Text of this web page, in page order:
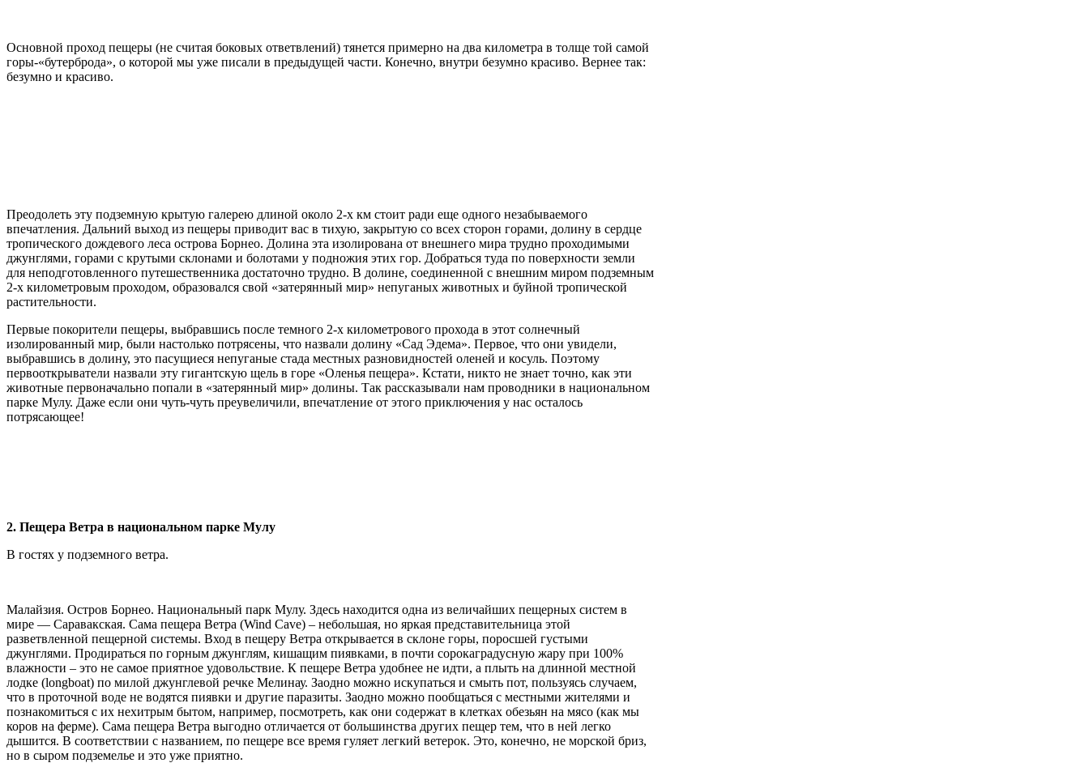
Основной проход пещеры (не считая боковых ответвлений) тянется примерно на два километра в толще той самой
горы-«бутерброда», о которой мы уже писали в предыдущей части. Конечно, внутри безумно красиво. Вернее так:
безумно и красиво.
Преодолеть эту подземную крытую галерею длиной около 2-х км стоит ради еще одного незабываемого
впечатления. Дальний выход из пещеры приводит вас в тихую, закрытую со всех сторон горами, долину в сердце
тропического дождевого леса острова Борнео. Долина эта изолирована от внешнего мира трудно проходимыми
джунглями, горами с крутыми склонами и болотами у подножия этих гор. Добраться туда по поверхности земли
для неподготовленного путешественника достаточно трудно. В долине, соединенной с внешним миром подземным
2-х километровым проходом, образовался свой «затерянный мир» непуганых животных и буйной тропической
растительности.
Первые покорители пещеры, выбравшись после темного 2-х километрового прохода в этот солнечный
изолированный мир, были настолько потрясены, что назвали долину «Сад Эдема». Первое, что они увидели,
выбравшись в долину, это пасущиеся непуганые стада местных разновидностей оленей и косуль. Поэтому
первооткрыватели назвали эту гигантскую щель в горе «Оленья пещера». Кстати, никто не знает точно, как эти
животные первоначально попали в «затерянный мир» долины. Так рассказывали нам проводники в национальном
парке Мулу. Даже если они чуть-чуть преувеличили, впечатление от этого приключения у нас осталось
потрясающее!
2. Пещера Ветра в национальном парке Мулу
В гостях у подземного ветра.
Малайзия. Остров Борнео. Национальный парк Мулу. Здесь находится одна из величайших пещерных систем в
мире — Саравакская. Сама пещера Ветра (Wind Cave) – небольшая, но яркая представительница этой
разветвленной пещерной системы. Вход в пещеру Ветра открывается в склоне горы, поросшей густыми
джунглями. Продираться по горным джунглям, кишащим пиявками, в почти сорокаградусную жару при 100%
влажности – это не самое приятное удовольствие. К пещере Ветра удобнее не идти, а плыть на длинной местной
лодке (longboat) по милой джунглевой речке Мелинау. Заодно можно искупаться и смыть пот, пользуясь случаем,
что в проточной воде не водятся пиявки и другие паразиты. Заодно можно пообщаться с местными жителями и
познакомиться с их нехитрым бытом, например, посмотреть, как они содержат в клетках обезьян на мясо (как мы
коров на ферме). Сама пещера Ветра выгодно отличается от большинства других пещер тем, что в ней легко
дышится. В соответствии с названием, по пещере все время гуляет легкий ветерок. Это, конечно, не морской бриз,
но в сыром подземелье и это уже приятно.